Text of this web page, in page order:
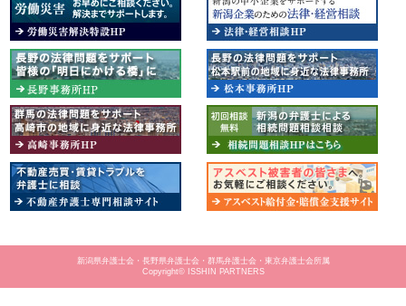
新潟県弁護士会・長野県弁護士会・群馬弁護士会・東京弁護士会所属
Copyright© ISSHIN PARTNERS